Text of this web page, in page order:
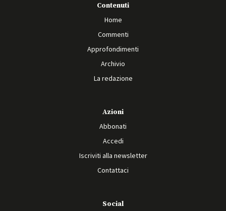
Contenuti
Home
Commenti
Approfondimenti
Archivio
La redazione
Azioni
Abbonati
Accedi
Iscriviti alla newsletter
Contattaci
Social